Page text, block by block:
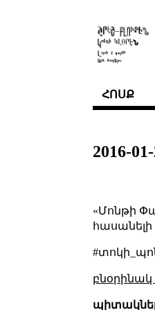
ՀՈՍՔ
2016-
«Մոնթի
հասանելի
բնօրինակ